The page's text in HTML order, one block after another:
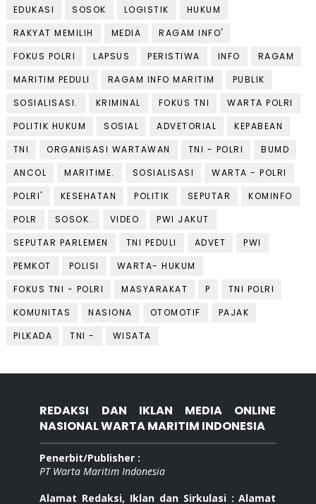
EDUKASI
SOSOK LOGISTIK
HUKUM
RAKYAT MEMILIH
MEDIA
RAGAM INFO'
FOKUS POLRI
LAPSUS PERISTIWA INFO
RAGAM
MARITIM PEDULI
RAGAM INFO MARITIM
PUBLIK
SOSIALISASI.
KRIMINAL FOKUS TNI
WARTA POLRI
POLITIK HUKUM
SOSIAL ADVETORIAL
KEPABEAN
TNI
ORGANISASI WARTAWAN TNI - POLRI
BUMD
ANCOL
MARITIME. SOSIALISASI
WARTA - POLRI
POLRI'
KESEHATAN POLITIK SEPUTAR
KOMINFO
POLR
SOSOK. VIDEO
PWI JAKUT
SEPUTAR PARLEMEN
TNI PEDULI ADVET
PWI
PEMKOT
POLISI
WARTA- HUKUM
FOKUS TNI - POLRI
MASYARAKAT P
TNI POLRI
KOMUNITAS
NASIONA OTOMOTIF
PAJAK
PILKADA
TNI - WISATA
REDAKSI DAN IKLAN MEDIA ONLINE
NASIONAL WARTA MARITIM INDONESIA
Penerbit/Publisher :
PT Warta Maritim Indonesia
Alamat Redaksi, Iklan dan Sirkulasi : Alamat